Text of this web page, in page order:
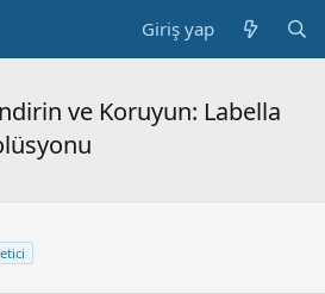
Giriş yap
ve Koruyun: Labella